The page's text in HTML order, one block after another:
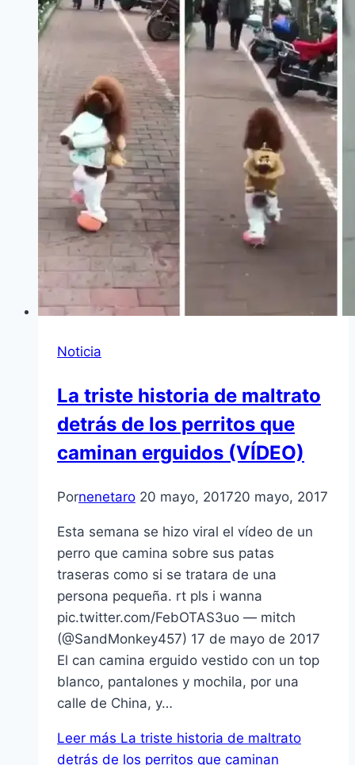
Noticia
La triste historia de maltrato
detrás de los perritos que
caminan erguidos (VÍDEO)
Pornenetaro 20 mayo, 201720 mayo, 2017
Esta semana se hizo viral el vídeo de un
perro que camina sobre sus patas
traseras como si se tratara de una
persona pequeña. rt pls i wanna
pic.twitter.com/FebOTAS3uo — mitch
(@SandMonkey457) 17 de mayo de 2017
El can camina erguido vestido con un top
blanco, pantalones y mochila, por una
calle de China, y…
Leer más La triste historia de maltrato
detrás de los perritos que caminan